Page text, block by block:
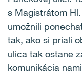
s Magistrátom
umožnili
tak, ako si priali
ulica tak ostane
komunikácia